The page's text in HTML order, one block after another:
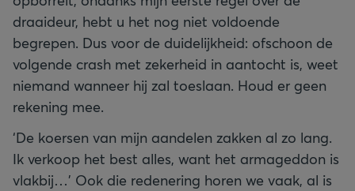
draaideur, hebt u het nog niet voldoende
begrepen. Dus voor de duidelijkheid: ofschoon de
volgende crash met zekerheid in aantocht is, weet
niemand wanneer hij zal toeslaan. Houd er geen
rekening mee.
‘De koersen van mijn aandelen zakken al zo lang.
Ik verkoop het best alles, want het armageddon is
vlakbij…’ Ook die redenering horen we vaak, al is